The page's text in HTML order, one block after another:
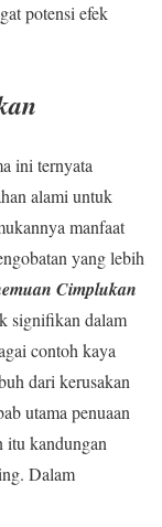
potensi efek
ini ternyata
alami untuk
manfaat
yang lebih
Cimplukan
signifikan dalam
contoh kaya
dari kerusakan
utama penuaan
itu kandungan
Dalam